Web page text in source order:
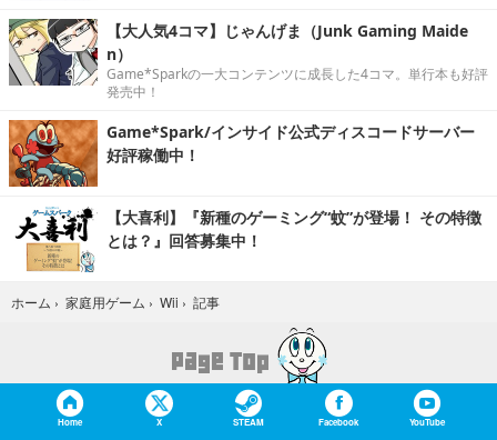
【大人気4コマ】じゃんげま（Junk Gaming Maide
n）
Game*Sparkの一大コンテンツに成長した4コマ。単行本も好評
発売中！
Game*Spark/インサイド公式ディスコードサーバー
好評稼働中！
【大喜利】『新種のゲーミング“蚊”が登場！ その特徴
とは？』回答募集中！
ホーム › 家庭用ゲーム › Wii › 記事
Home X STEAM Facebook YouTube